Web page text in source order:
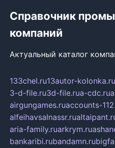
Справочник
компаний
Актуальный каталог
133chel.ru13autor-kolonka.ru
3-d-file.ru3d-file.rua-cdc.ru
airgungames.ruaccounts-
alfeihavsalnassr.ru
aria-family.ruarkrym.ru
bankaribi.rubandamn.ru